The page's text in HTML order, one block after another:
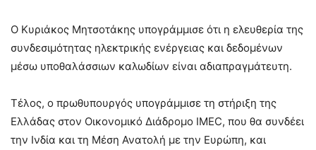
Ο Κυριάκος Μητσοτάκης υπογράμμισε ότι η ελευθερία της
συνδεσιμότητας ηλεκτρικής ενέργειας και δεδομένων
μέσω υποθαλάσσιων καλωδίων είναι αδιαπραγμάτευτη.
Τέλος, ο πρωθυπουργός υπογράμμισε τη στήριξη της
Ελλάδας στον Οικονομικό Διάδρομο IMEC, που θα συνδέει
την Ινδία και τη Μέση Ανατολή με την Ευρώπη, και